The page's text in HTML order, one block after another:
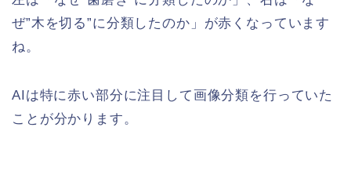
ぜ”木を切る”に分類したのか」が赤くなっています
ね。
AIは特に赤い部分に注目して画像分類を行っていた
ことが分かります。